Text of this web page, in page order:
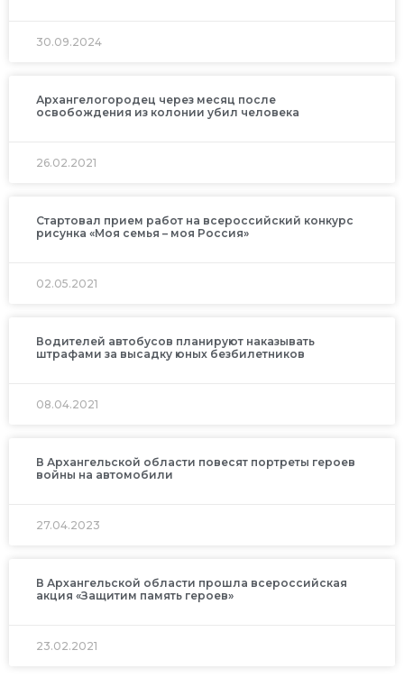
30.09.2024
Архангелогородец через месяц после
освобождения из колонии убил человека
26.02.2021
Стартовал прием работ на всероссийский конкурс
рисунка «Моя семья – моя Россия»
02.05.2021
Водителей автобусов планируют наказывать
штрафами за высадку юных безбилетников
08.04.2021
В Архангельской области повесят портреты героев
войны на автомобили
27.04.2023
В Архангельской области прошла всероссийская
акция «Защитим память героев»
23.02.2021